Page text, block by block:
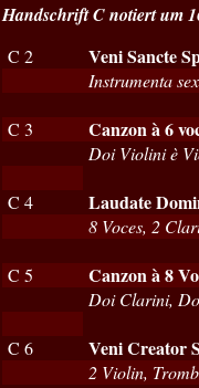
Handschrift C notiert um
C 2 Veni Sancte
Instrumenta
C 3 Canzon à 6
Doi Violini è
C 4 Laudate
8 Voces, 2
C 5 Canzon à 8
Doi Clarini,
C 6 Veni Creator
2 Violin,